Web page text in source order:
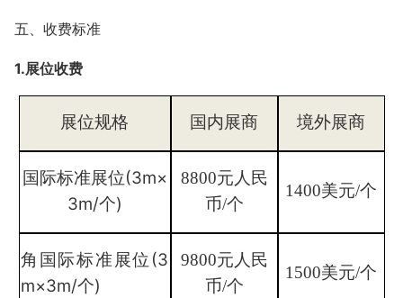
五、收费标准
1.展位收费
展位规格 国内展商 境外展商
国际标准展位(3m×
3m/个)
8800元人民
币/个
1400美元/个
角国际标准展位 (3
m×3m/个)
9800元人民
币/个
1500美元/个